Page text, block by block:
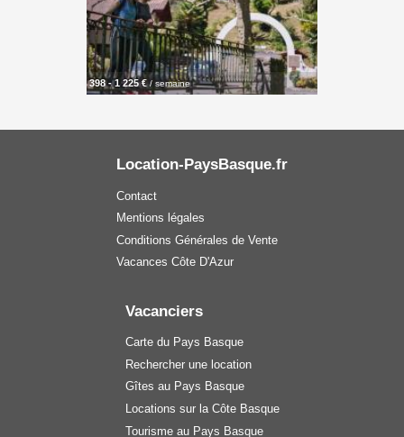
398 - 1 225 €/ semaine
Location-PaysBasque.fr
Contact
Mentions légales
Conditions Générales de Vente
Vacances Côte D'Azur
Vacanciers
Carte du Pays Basque
Rechercher une location
Gîtes au Pays Basque
Locations sur la Côte Basque
Tourisme au Pays Basque